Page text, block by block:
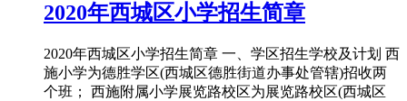
2020年西城区小学招生简章
2020年西城区小学招生简章 一、学区招生学校及计划 西
施小学为德胜学区(西城区德胜街道办事处管辖)招收两
个班； 西施附属小学展览路校区为展览路校区(西城区